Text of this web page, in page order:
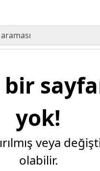
yok!
veya
olabilir.